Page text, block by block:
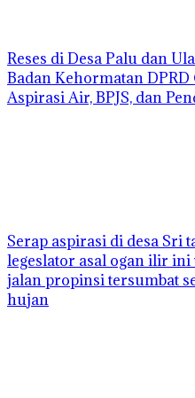
Reses di Desa Palu dan
Badan Kehormatan
Aspirasi Air, BPJS, dan
Serap aspirasi di desa Sri
legeslator asal ogan ilir
jalan propinsi tersumbat
hujan